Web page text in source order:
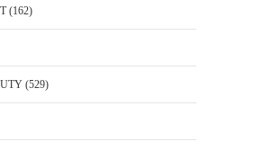
(162)
(529)